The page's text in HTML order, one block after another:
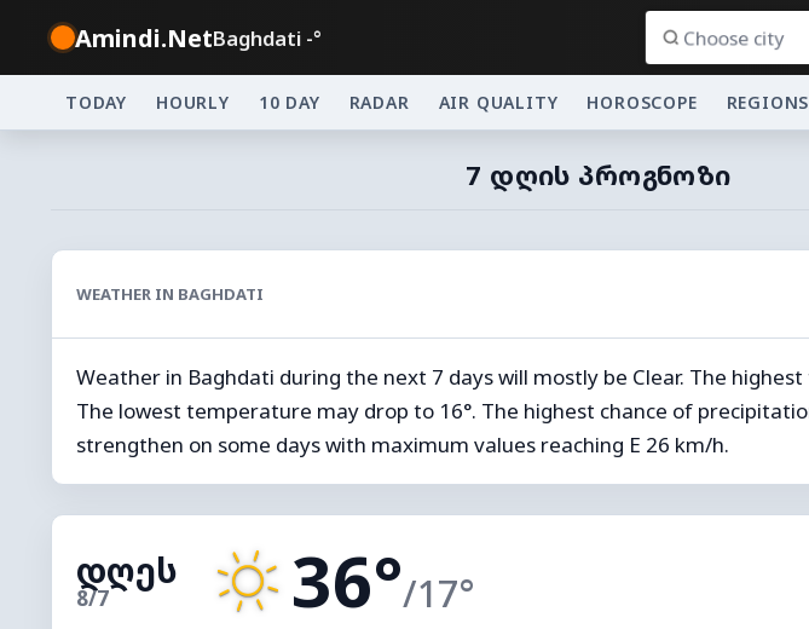
Amindi.NetBaghdati -°
TODAY HOURLY 10 DAY RADAR AIR QUALITY HOROSCOPE REGIONS
7 ᲓᲦᲘᲡ ᲞᲠᲝᲒᲜᲝᲖᲘ
WEATHER IN BAGHDATI
Weather in Baghdati during the next 7 days will mostly be Clear. The
The lowest temperature may drop to 16°. The highest chance of
strengthen on some days with maximum values reaching E 26 km/h.
დღეს
8/7 36°/17°